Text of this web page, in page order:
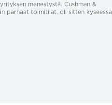
menestystä. Cushman &
parhaat toimitilat, oli sitten kyseessä